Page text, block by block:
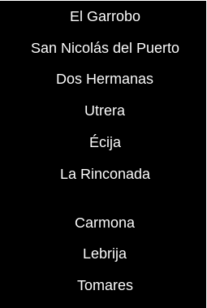
El Garrobo
San Nicolás del Puerto
Dos Hermanas
Utrera
Écija
La Rinconada
Carmona
Lebrija
Tomares